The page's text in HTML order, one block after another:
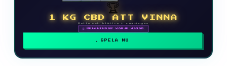
🏆
1 KG CBD ATT VINNA
Delta och klättra i rankingen
🗓 BELÖNINGAR VARJE MÅNAD
SPELA NU